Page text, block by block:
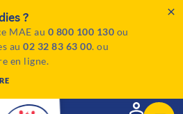
?
MAE au 0 800 100 130 ou
au02 32 83 63 00. ou
en ligne.